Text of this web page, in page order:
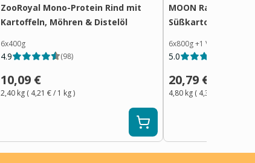
ZooRoyal Mono-Protein Rind mit
Kartoffeln, Möhren & Distelöl
6x400g
4.9 (98)
10,09 €
2,40 kg ( 4,21 €/ 1 kg)
MOON Ranger
Süßkartoffeln
6x800g+1 Variante
5.0
20,79 €
4,80 kg ( 4,34 €